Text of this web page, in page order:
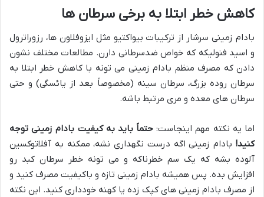
کاهش خطر ابتلا به برخی سرطان ها
بادام زمینی سرشار از ترکیبات بیواکتیو مثل ایزوفلاون ها، رزوراترول
و اسید فنولیکه که خواص ضدسرطانی دارن. مطالعات مختلف نشون
دادن که مصرف منظم بادام زمینی می تونه با کاهش خطر ابتلا به
سرطان روده بزرگ، سرطان سینه (مخصوصاً بعد از یائسگی) و حتی
سرطان های معده و مری مرتبط باشه.
اما یه نکته مهم اینجاست: حتماً باید به کیفیت بادام زمینی توجه
کنید! بادام زمینی اگه درست نگهداری نشه، ممکنه به آفلاتوکسین
آلوده بشه که یک سم خطرناکه و می تونه خطر سرطان کبد رو
افزایش بده. پس همیشه بادام زمینی تازه و باکیفیت مصرف کنید و
از مصرف بادام زمینی های کپک زده یا کهنه خودداری کنید. این نکته